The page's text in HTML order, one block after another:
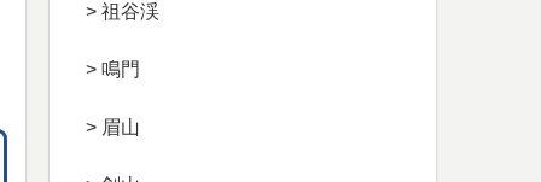
> 祖谷渓
> 鳴門
> 眉山